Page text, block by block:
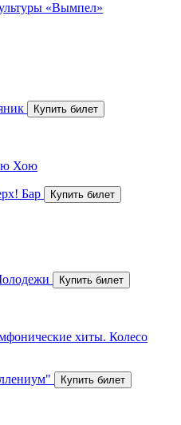
«Вымпел»
Хою
Бар
хиты. Колесо